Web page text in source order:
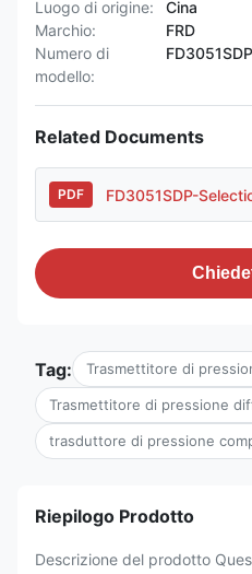
Luogo di origine:
Cina
Marchio:
FRD
Numero di
modello:
FD3051SDP
Related Documents
PDF FD3051SDP-
Tag: Trasmettitore di
Trasmettitore di pressione
trasduttore di pressione
Riepilogo Prodotto
Descrizione del prodotto